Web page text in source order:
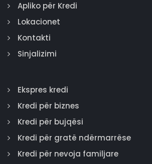
Apliko për Kredi
Lokacionet
Kontakti
Sinjalizimi
Ekspres kredi
Kredi për biznes
Kredi për bujqësi
Kredi për gratë ndërmarrëse
Kredi për nevoja familjare